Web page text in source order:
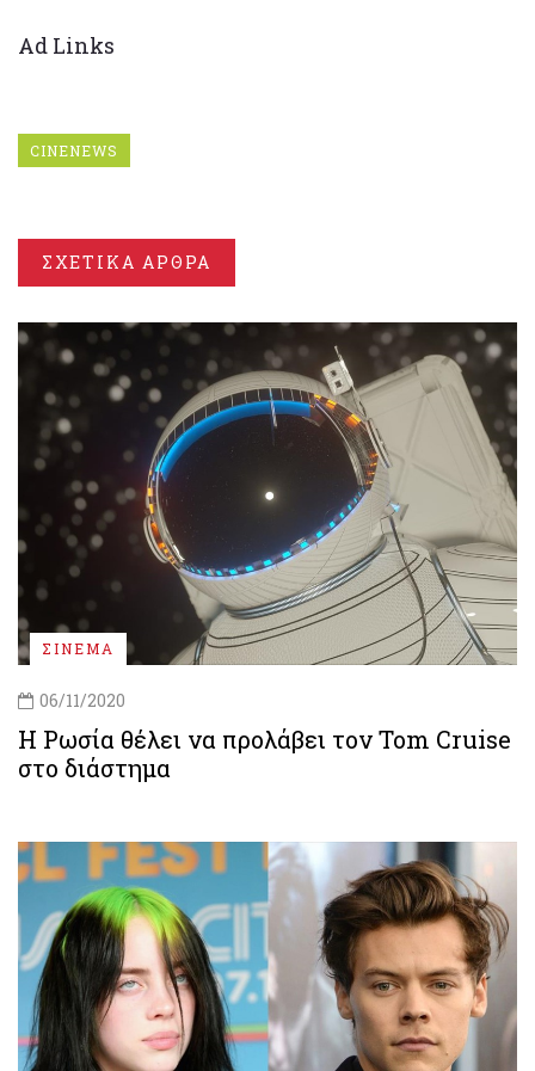
Ad Links
CINENEWS
ΣΧΕΤΙΚΑ ΑΡΘΡΑ
ΣΙΝΕΜΑ
06/11/2020
Η Ρωσία θέλει να προλάβει τον Tom Cruise
στο διάστημα